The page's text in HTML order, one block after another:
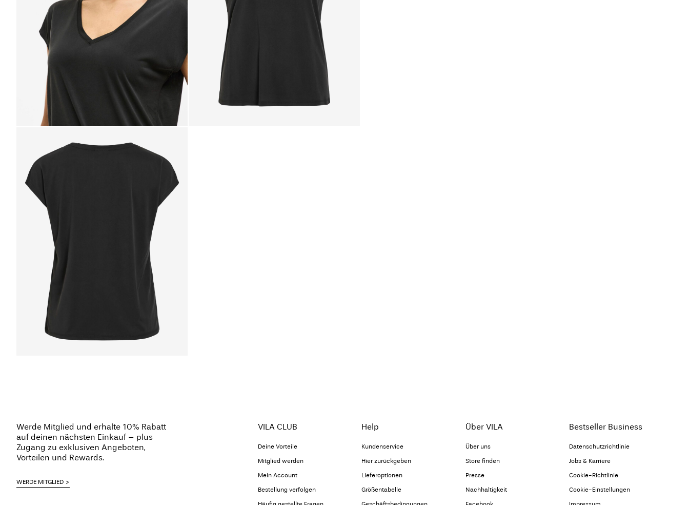
Werde Mitglied und erhalte 10% Rabatt
auf deinen nächsten Einkauf – plus
Zugang zu exklusiven Angeboten,
Vorteilen und Rewards.
WERDE MITGLIED
VILA CLUB
Deine Vorteile
Mitglied werden
Mein Account
Bestellung verfolgen
Help
Kundenservice
Hier zurückgeben
Lieferoptionen
Größentabelle
Über VILA
Über uns
Store finden
Presse
Nachhaltigkeit
Bestseller Business
Datenschutzrichtlinie
Jobs & Karriere
Cookie-Richtlinie
Cookie-Einstellungen